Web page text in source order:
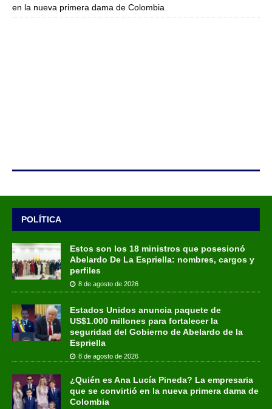
en la nueva primera dama de Colombia
POLÍTICA
Estos son los 18 ministros que posesionó
Abelardo De La Espriella: nombres, cargos y
perfiles
8 de agosto de 2026
Estados Unidos anuncia paquete de
US$1.000 millones para fortalecer la
seguridad del Gobierno de Abelardo de la
Espriella
8 de agosto de 2026
¿Quién es Ana Lucía Pineda? La empresaria
que se convirtió en la nueva primera dama de
Colombia